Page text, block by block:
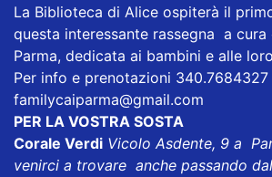
La Biblioteca di Alice ospiterà il
questa interessante rassegna a cura
Parma, dedicata ai bambini e alle
Per info e prenotazioni 340.7684327
familycaiparma@gmail.com
PER LA VOSTRA SOSTA
Corale Verdi Vicolo Asdente, 9 a
venirci a trovare anche passando